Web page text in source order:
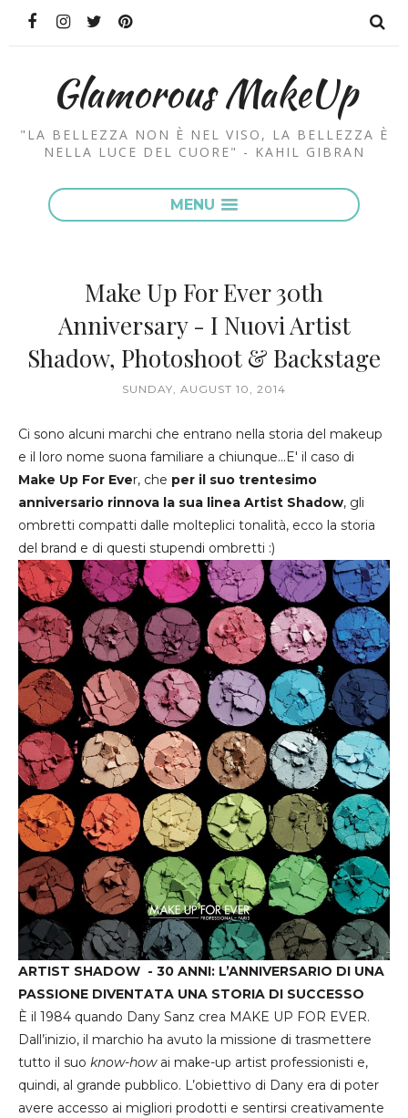
Glamorous MakeUp
"LA BELLEZZA NON È NEL VISO, LA BELLEZZA È
NELLA LUCE DEL CUORE" - KAHIL GIBRAN
MENU
Make Up For Ever 30th
Anniversary - I Nuovi Artist
Shadow, Photoshoot & Backstage
SUNDAY, AUGUST 10, 2014
Ci sono alcuni marchi che entrano nella storia del makeup
e il loro nome suona familiare a chiunque...E' il caso di
Make Up For Ever, che per il suo trentesimo
anniversario rinnova la sua linea Artist Shadow, gli
ombretti compatti dalle molteplici tonalità, ecco la storia
del brand e di questi stupendi ombretti :)
ARTIST SHADOW - 30 ANNI: L’ANNIVERSARIO DI UNA
PASSIONE DIVENTATA UNA STORIA DI SUCCESSO
È il 1984 quando Dany Sanz crea MAKE UP FOR EVER.
Dall’inizio, il marchio ha avuto la missione di trasmettere
tutto il suo know-how ai make-up artist professionisti e,
quindi, al grande pubblico. L’obiettivo di Dany era di poter
avere accesso ai migliori prodotti e sentirsi creativamente